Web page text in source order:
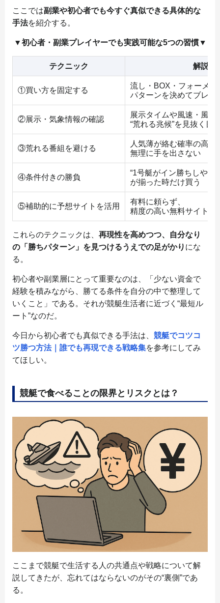
ここでは副業や初心者でも今すぐ真似できる具体的な
手法を紹介する。
▼初心者・副業プレイヤーでも実践可能な5つの習慣▼
テクニック 解説
①買い方を固定する
流し・BOX・フォーメー
パターンを決めてブレを
②展示・気象情報の確認
展示タイムや風速・風向
“荒れる兆候”を見抜く目
③荒れる番組を避ける
人気薄が絡む確率の高い
無理に手を出さない
④条件付きの勝負
“1号艇がイン勝ちしやす
が揃った時だけ買う
⑤補助的に予想サイトを活用
有料に頼らず、
精度の高い無料サイトを
これらのテクニックは、 再現性を高めつつ、自分なり
の「勝ちパターン」を見つけるうえでの足がかり にな
る。
初心者や副業層にとって重要なのは、「少ない資金で
経験を積みながら、勝てる条件を自分の中で整理して
いくこと」である。それが競艇生活者に近づく“最短ル
ート”なのだ。
今日から初心者でも真似できる手法は、 競艇でコツコ
ツ勝つ方法｜誰でも再現できる戦略集を参考にしてみ
てほしい。
競艇で食べることの限界とリスクとは？
ここまで競艇で生活する人の共通点や戦略について解
説してきたが、忘れてはならないのがその“裏側”であ
る。